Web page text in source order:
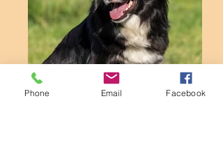
Phone Email Facebook